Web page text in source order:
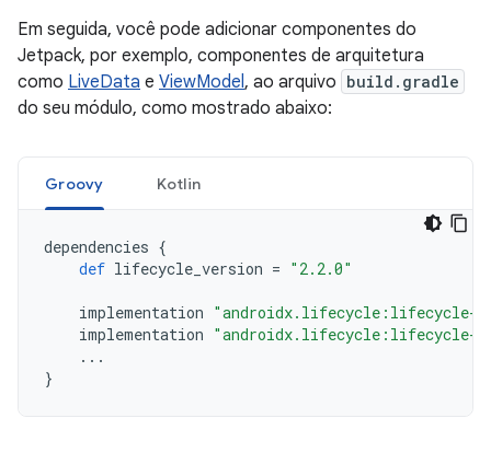
Em seguida, você pode adicionar componentes do
Jetpack, por exemplo, componentes de arquitetura
como LiveData e ViewModel, ao arquivo build.gradle
do seu módulo, como mostrado abaixo:
Groovy Kotlin
dependencies {
def lifecycle_version = "2.2.0"
implementation "androidx.lifecycle:lifecycle-
implementation "androidx.lifecycle:lifecycle-
...
}